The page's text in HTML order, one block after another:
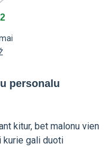
personalu
kitur, bet malonu vien
kurie gali duoti